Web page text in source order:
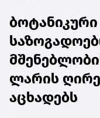
ლარის
აცხადებს